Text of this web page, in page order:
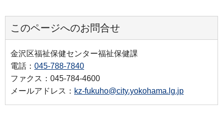
このページへのお問合せ
金沢区福祉保健センター福祉保健課
電話： 045-788-7840
ファクス：045-784-4600
メールアドレス： kz-fukuho@city.yokohama.lg.jp